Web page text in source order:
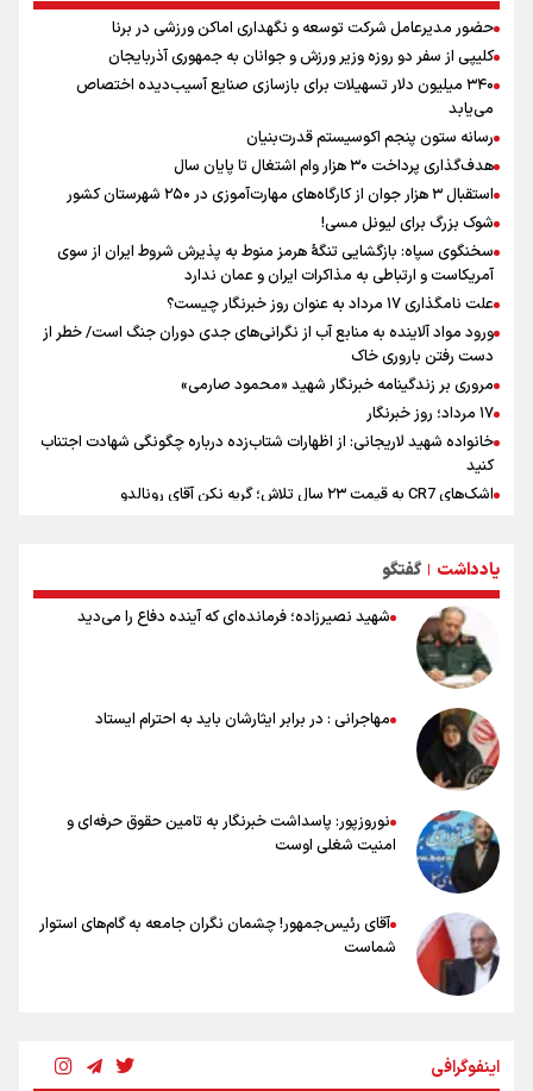
سیدمناف هاشمی در مراسم انجمن ورزشی نویسان : قدردان زحمات اهالی
رسانه به ویژه ورزشی نویسان هستیم
فوران یک آتشفشان قدرتمند در جنوب غربی کلمبیا
سیمئونه درهای انتقال آلوارز به بارسلونا را بست
حضور مدیرعامل شرکت توسعه و نگهداری اماکن ورزشی در برنا
حضور مدیرعامل شرکت توسعه و نگهداری اماکن ورزشی در برنا
کلیپی از سفر دو روزه وزیر ورزش و جوانان به جمهوری آذربایجان
۳۴۰ میلیون دلار تسهیلات برای بازسازی صنایع آسیب‌دیده اختصاص
می‌یابد
رسانه ستون پنجم اکوسیستم قدرت‌بنیان
هدف‌گذاری پرداخت ۳۰ هزار وام اشتغال تا پایان سال
استقبال ۳ هزار جوان از کارگاه‌های مهارت‌آموزی در ۲۵۰ شهرستان کشور
شوک بزرگ برای لیونل مسی!
سخنگوی سپاه: بازگشایی تنگۀ هرمز منوط به پذیرش شروط ایران از سوی
آمریکاست و ارتباطی به مذاکرات ایران و عمان ندارد
علت نامگذاری ۱۷ مرداد به عنوان روز خبرنگار چیست؟
ورود مواد آلاینده به منابع آب از نگرانی‌های جدی دوران جنگ است/ خطر از
دست رفتن باروری خاک
مروری بر زندگینامه خبرنگار شهید «محمود صارمی»
۱۷ مرداد؛ روز خبرنگار
خانواده شهید لاریجانی: از اظهارات شتاب‌زده درباره چگونگی شهادت اجتناب
کنید
اشک‌های CR7 به قیمت ۲۳ سال تلاش؛ گریه نکن آقای رونالدو
تلاش مدام برای زنده نگه داشتن هنر ایرانی
نصرتی: پاسخ بیرانوند سنخیتی با صحبت‌های علی دایی نداشت/
ملی‌پوشان نباید از خودشان تعریف کنند!
خلعتبری: جای دو سه نفر در جام جهانی خالی بود/ تیم ملی نیاز به تغییر
نسل دارد/ دوست دارم آرژانتین قهرمان شود
شاهرخی: اندازه داشته‌هایمان از بازار جام جهانی برداشت کردیم/ دودستی
سرنوشت صعود را به تیم‌های دیگر سپردیم
عالمی: جام جهانی از مرحله حذفی جان گرفت/ درباره شیوه بازی تیم ملی
نقد وجود دارد
یادداشت | گفتگو
شهید نصیرزاده؛ فرمانده‌ای که آینده دفاع را می‌دید
مهاجرانی : در برابر ایثارشان باید به احترام ایستاد
نوروزپور: پاسداشت خبرنگار به تامین حقوق حرفه‌ای و
امنیت شغلی اوست
آقای رئیس‌جمهور! چشمان نگران جامعه به گام‌های استوار
شماست
اینفوگرافی